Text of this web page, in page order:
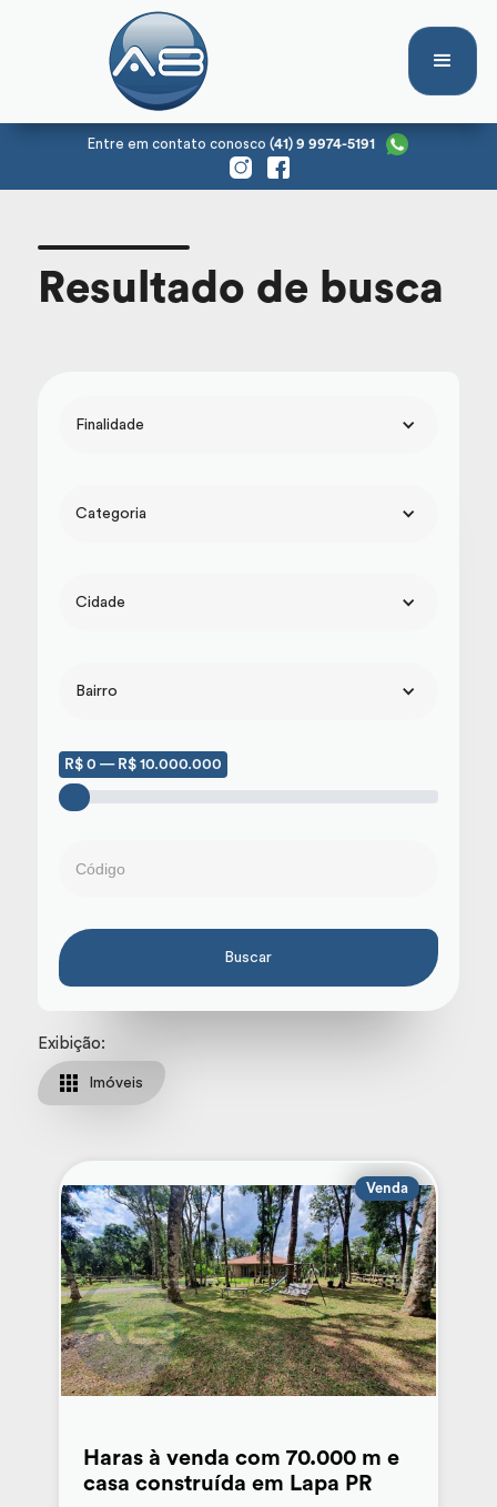
Entre em contato conosco (41) 9 9974-5191
Resultado de busca
Finalidade
Categoria
Cidade
Bairro
R$ 0 — R$ 10.000.000
Exibição:
Imóveis
Venda
Haras à venda com 70.000 m e
casa construída em Lapa PR